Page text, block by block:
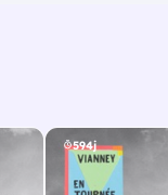
594j